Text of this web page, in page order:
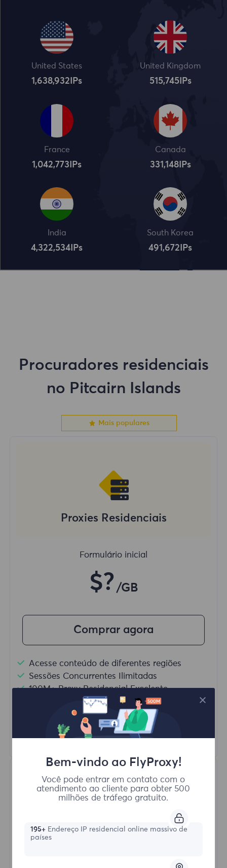
United States
1,638,932 IPs
United Kingdom
515,745IPs
France
1,042,773 IPs
Canada
331,148IPs
India
4,322,534 IPs
South Korea
491,672 IPs
Procuradores residenciais
no Pitcairn Islands
Mais populares
Proxies Residenciais
Formulário inicial
$? /GB
Comprar agora
Acesse conteúdo de diferentes regiões
Sessões Concurrentes Ilimitadas
100M+ Proxy Residencial Excelente
Rotação Automática de Proxy
HTTP(S)/SOCKS5
Saber mais
Proxies Residenciais Ilimitados
Bem-vindo ao FlyProxy!
Você pode entrar em contato com o
atendimento ao cliente para obter 500
milhões de tráfego gratuito.
195+Endereço IP residencial online massivo de
países